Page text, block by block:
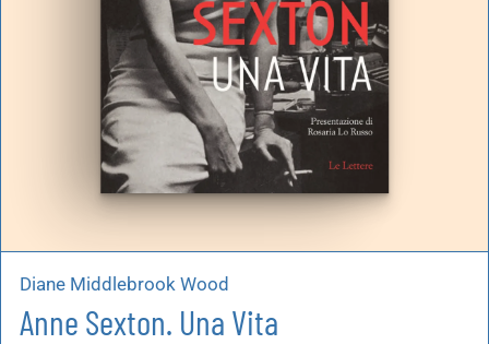
Diane Middlebrook Wood
Anne Sexton. Una Vita